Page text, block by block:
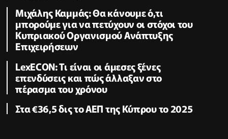
Μιχάλης Καμμάς: Θα κάνουμε ό,τι
μπορούμε για να πετύχουν οι στόχοι του
Κυπριακού Οργανισμού Ανάπτυξης
Επιχειρήσεων
LexECON: Τι είναι οι άμεσες ξένες
επενδύσεις και πώς άλλαξαν στο
πέρασμα του χρόνου
Στα €36,5 δις το ΑΕΠ της Κύπρου το 2025